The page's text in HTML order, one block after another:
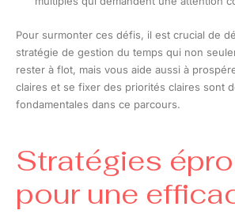
Pour surmonter ces défis, il est crucial de
stratégie de gestion du temps qui non
rester à flot, mais vous aide aussi à
claires et se fixer des priorités claires sont
fondamentales dans ce parcours.
Stratégies
pour une